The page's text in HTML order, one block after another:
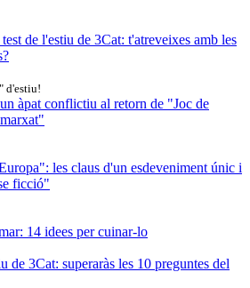
de l'estiu de 3Cat: t'atreveixes amb les
d'estiu!
àpat conflictiu al retorn de "Joc de
les claus d'un esdeveniment únic i
ficció"
14 idees per cuinar-lo
de 3Cat: superaràs les 10 preguntes del